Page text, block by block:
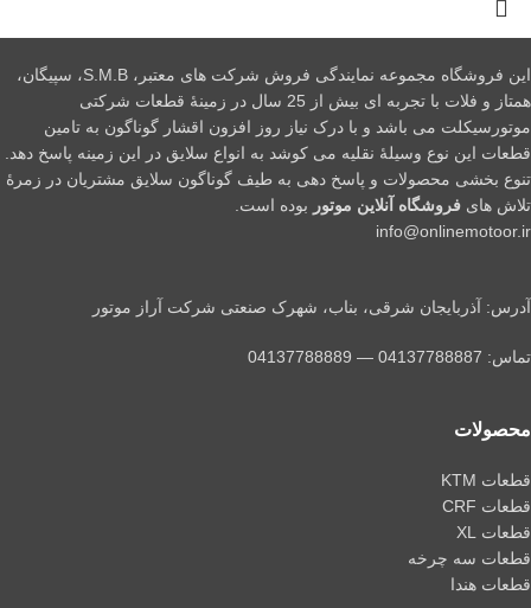
این فروشگاه مجموعه نمایندگی فروش شرکت های معتبر، S.M.B، سپیگان،
همتاز و فلات با تجربه ای بیش از 25 سال در زمینۀ قطعات شرکتی
موتورسیکلت می باشد و با درک نیاز روز افزون اقشار گوناگون به تامین
قطعات این نوع وسیلۀ نقلیه می کوشد به انواع سلایق در این زمینه پاسخ دهد.
تنوع بخشی محصولات و پاسخ دهی به طیف گوناگون سلایق مشتریان در زمرۀ
تلاش های فروشگاه آنلاین موتور بوده است.
info@onlinemotoor.ir
آدرس: آذربایجان شرقی، بناب، شهرک صنعتی شرکت آراز موتور
تماس: 04137788887 — 04137788889
محصولات
قطعات KTM
قطعات CRF
قطعات XL
قطعات سه چرخه
قطعات هندا